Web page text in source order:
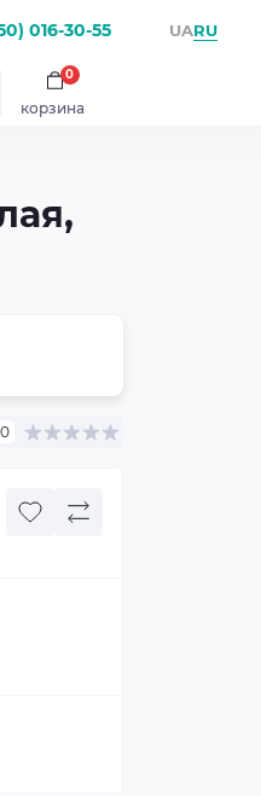
016-30-55 UARU
корзина
0
0